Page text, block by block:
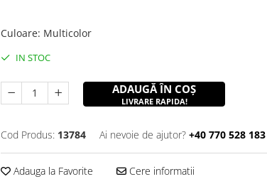
Culoare: Multicolor
IN STOC
ADAUGĂ ÎN COȘ
LIVRARE RAPIDA!
Cod Produs: 13784 Ai nevoie de ajutor? +40 770 528 183
Adauga la Favorite Cere informatii